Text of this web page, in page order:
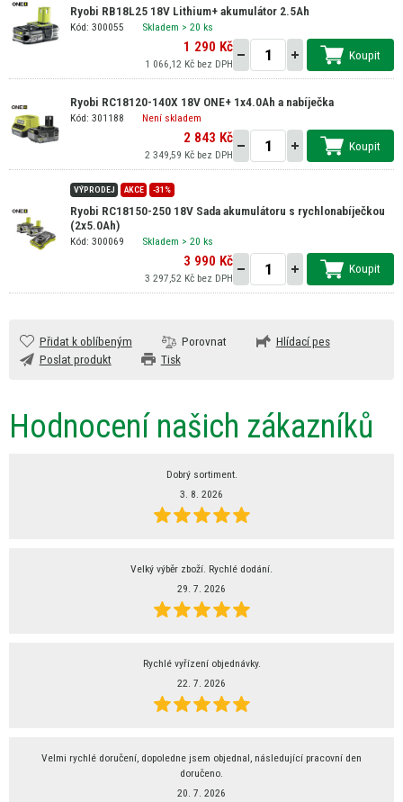
Ryobi RB18L25 18V Lithium+ akumulátor 2.5Ah
Kód: 300055 Skladem > 20 ks
1 290 Kč
1 066,12 Kč bez DPH
Koupit
Ryobi RC18120-140X 18V ONE+ 1x4.0Ah a nabíječka
Kód: 301188 Není skladem
2 843 Kč
2 349,59 Kč bez DPH
Koupit
VÝPRODEJ AKCE -31%
Ryobi RC18150-250 18V Sada akumulátoru s rychlonabíječkou
(2x5.0Ah)
Kód: 300069 Skladem > 20 ks
3 990 Kč
3 297,52 Kč bez DPH
Koupit
Přidat k oblíbeným Porovnat
Hlídací pes
Poslat produkt
Tisk
Hodnocení našich zákazníků
Dobrý sortiment.
3. 8. 2026
Velký výběr zboží. Rychlé dodání.
29. 7. 2026
Rychlé vyřízení objednávky.
22. 7. 2026
Velmi rychlé doručení, dopoledne jsem objednal, následující pracovní den
doručeno.
20. 7. 2026